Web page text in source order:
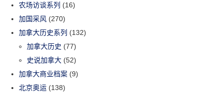
农场访谈系列 (16)
加国采风 (270)
加拿大历史系列 (132)
加拿大历史 (77)
史说加拿大 (52)
加拿大商业档案 (9)
北京奥运 (138)